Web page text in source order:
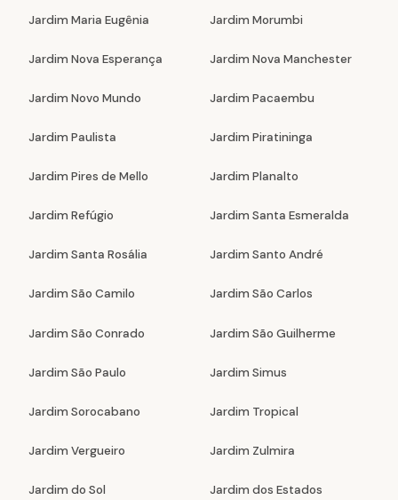
Jardim Maria Eugênia Jardim Morumbi
Jardim Nova Esperança Jardim Nova Manchester
Jardim Novo Mundo Jardim Pacaembu
Jardim Paulista Jardim Piratininga
Jardim Pires de Mello Jardim Planalto
Jardim Refúgio Jardim Santa Esmeralda
Jardim Santa Rosália Jardim Santo André
Jardim São Camilo Jardim São Carlos
Jardim São Conrado Jardim São Guilherme
Jardim São Paulo Jardim Simus
Jardim Sorocabano Jardim Tropical
Jardim Vergueiro Jardim Zulmira
Jardim do Sol Jardim dos Estados